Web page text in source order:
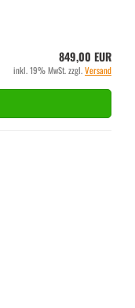
849,00 EUR
inkl. 19% MwSt. zzgl.Versand